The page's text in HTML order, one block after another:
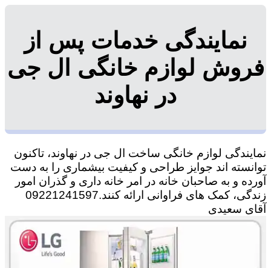
نمایندگی خدمات پس از
فروش لوازم خانگی ال جی
در نهاوند
نمایندگی لوازم خانگی ساخت ال جی در نهاوند، تاکنون
توانسته اند جوایز طراحی و کیفیت بیشماری را به دست
آورده و به صاحبان خانه در امر خانه داری و گذران امور
زندگی، کمک های فراوانی ارائه کنند.09221241597
آقای سعیدی